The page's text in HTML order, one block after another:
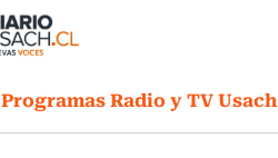
Programas Radio y TV Usach